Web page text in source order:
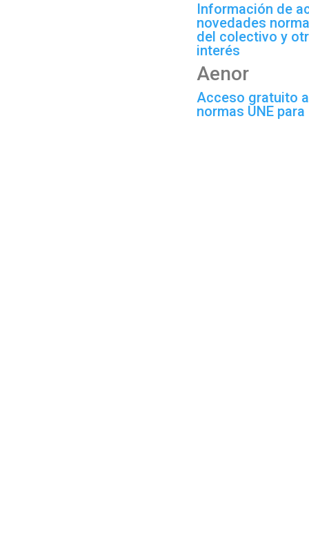
Información de
novedades
del colectivo y
interés
Aenor
Acceso gratuito a
normas UNE